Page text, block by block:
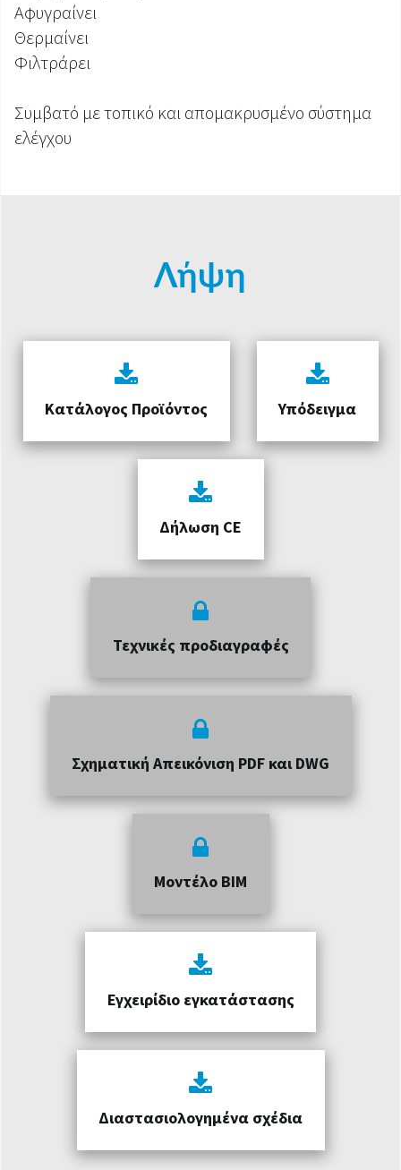
Αφυγραίνει
Θερμαίνει
Φιλτράρει
Συμβατό με τοπικό και απομακρυσμένο σύστημα
ελέγχου
Λήψη
Κατάλογος Προϊόντος Υπόδειγμα
Δήλωση CE
Τεχνικές προδιαγραφές
Σχηματική Απεικόνιση PDF και DWG
Μοντέλο BIM
Εγχειρίδιο εγκατάστασης
Διαστασιολογημένα σχέδια